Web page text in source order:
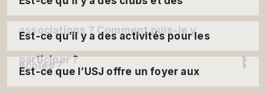
associations ? Comment puis-je y
participer ?
Est-ce qu’il y a des activités pour les
écoles ?
Est-ce que l’USJ offre un foyer aux